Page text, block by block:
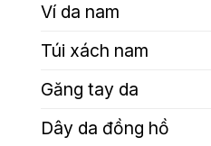
Ví da nam
Túi xách nam
Găng tay da
Dây da đồng hồ